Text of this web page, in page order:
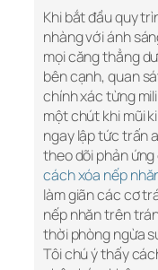
Khi bắt đầu quy
nhàng với ánh
mọi căng thẳng
bên cạnh, quan
chính xác từng
một chút khi mũi
ngay lập tức trấn
theo dõi phản ứng
cách xóa nếp
làm giãn các cơ
nếp nhăn trên
thời phòng ngừa
Tôi chú ý thấy